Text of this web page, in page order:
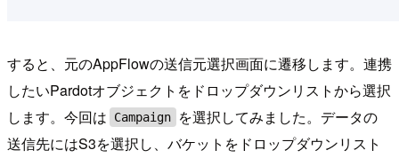
すると、元のAppFlowの送信元選択画面に遷移します。連携
したいPardotオブジェクトをドロップダウンリストから選択
します。今回は
Campaign
を選択してみました。データの
送信先にはS3を選択し、バケットをドロップダウンリスト